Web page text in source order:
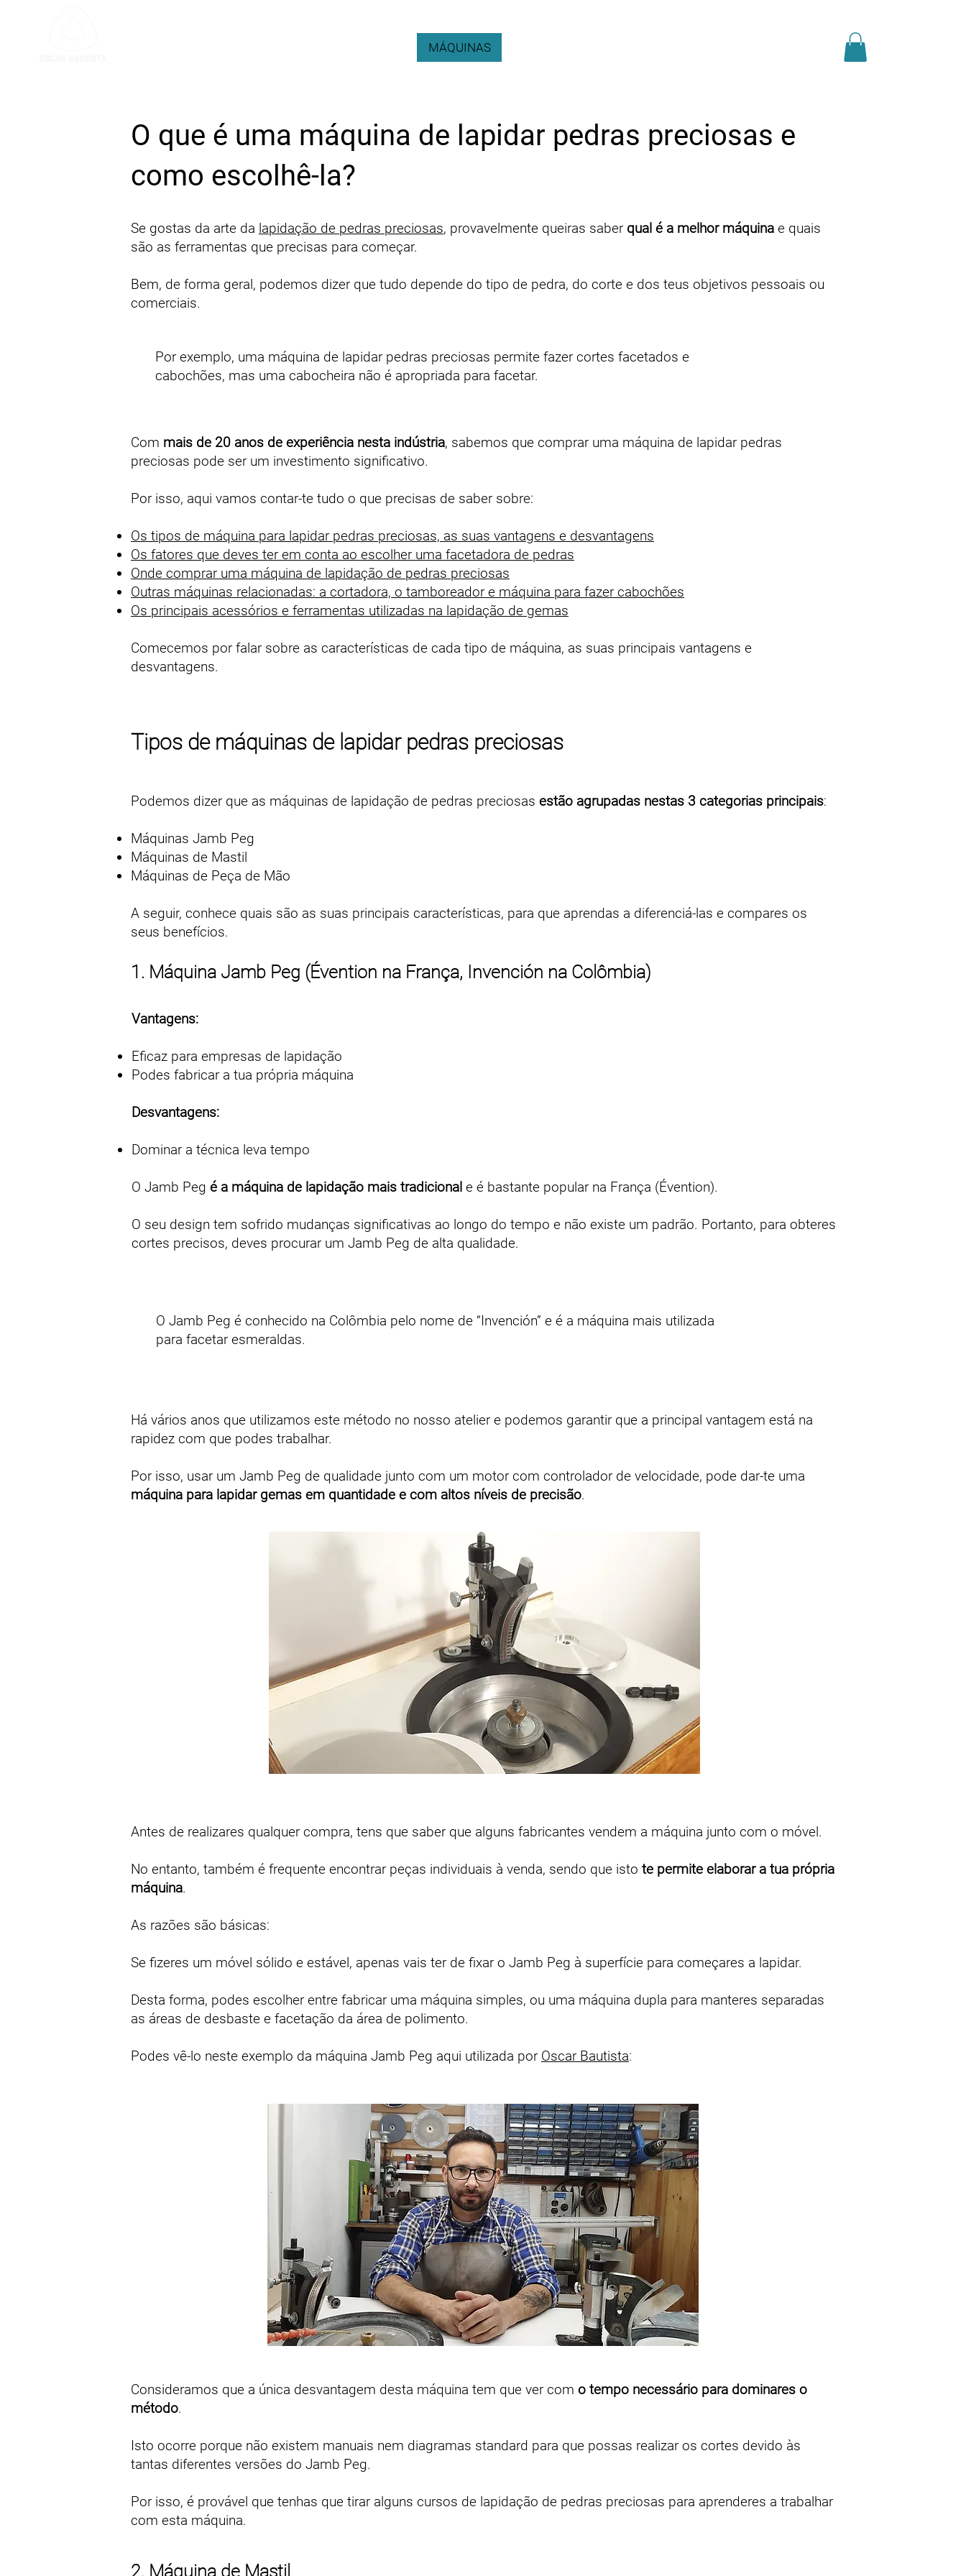
MÁQUINAS
O que é uma máquina de lapidar pedras preciosas e
como escolhê-la?
Se gostas da arte da lapidação de pedras preciosas, provavelmente queiras saber qual é a melhor máquina e quais
são as ferramentas que precisas para começar.
Bem, de forma geral, podemos dizer que tudo depende do tipo de pedra, do corte e dos teus objetivos pessoais ou
comerciais.
Por exemplo, uma máquina de lapidar pedras preciosas permite fazer cortes facetados e
cabochões, mas uma cabocheira não é apropriada para facetar.
Com mais de 20 anos de experiência nesta indústria, sabemos que comprar uma máquina de lapidar pedras
preciosas pode ser um investimento significativo.
Por isso, aqui vamos contar-te tudo o que precisas de saber sobre:
Os tipos de máquina para lapidar pedras preciosas, as suas vantagens e desvantagens
Os fatores que deves ter em conta ao escolher uma facetadora de pedras
Onde comprar uma máquina de lapidação de pedras preciosas
Outras máquinas relacionadas: a cortadora, o tamboreador e máquina para fazer cabochões
Os principais acessórios e ferramentas utilizadas na lapidação de gemas
Comecemos por falar sobre as características de cada tipo de máquina, as suas principais vantagens e
desvantagens.
Tipos de máquinas de lapidar pedras preciosas
Podemos dizer que as máquinas de lapidação de pedras preciosas estão agrupadas nestas 3 categorias principais:
Máquinas Jamb Peg
Máquinas de Mastil
Máquinas de Peça de Mão
A seguir, conhece quais são as suas principais características, para que aprendas a diferenciá-las e compares os
seus benefícios.
1. Máquina Jamb Peg (Évention na França, Invención na Colômbia)
Vantagens:
Eficaz para empresas de lapidação
Podes fabricar a tua própria máquina
Desvantagens:
Dominar a técnica leva tempo
O Jamb Peg é a máquina de lapidação mais tradicional e é bastante popular na França (Évention).
O seu design tem sofrido mudanças significativas ao longo do tempo e não existe um padrão. Portanto, para obteres
cortes precisos, deves procurar um Jamb Peg de alta qualidade.
O Jamb Peg é conhecido na Colômbia pelo nome de “Invención” e é a máquina mais utilizada
para facetar esmeraldas.
Há vários anos que utilizamos este método no nosso atelier e podemos garantir que a principal vantagem está na
rapidez com que podes trabalhar.
Por isso, usar um Jamb Peg de qualidade junto com um motor com controlador de velocidade, pode dar-te uma
máquina para lapidar gemas em quantidade e com altos níveis de precisão.
Antes de realizares qualquer compra, tens que saber que alguns fabricantes vendem a máquina junto com o móvel.
No entanto, também é frequente encontrar peças individuais à venda, sendo que isto te permite elaborar a tua própria
máquina.
As razões são básicas:
Se fizeres um móvel sólido e estável, apenas vais ter de fixar o Jamb Peg à superfície para começares a lapidar.
Desta forma, podes escolher entre fabricar uma máquina simples, ou uma máquina dupla para manteres separadas
as áreas de desbaste e facetação da área de polimento.
Podes vê-lo neste exemplo da máquina Jamb Peg aqui utilizada por Oscar Bautista:
Consideramos que a única desvantagem desta máquina tem que ver com o tempo necessário para dominares o
método.
Isto ocorre porque não existem manuais nem diagramas standard para que possas realizar os cortes devido às
tantas diferentes versões do Jamb Peg.
Por isso, é provável que tenhas que tirar alguns cursos de lapidação de pedras preciosas para aprenderes a trabalhar
com esta máquina.
2. Máquina de Mastil